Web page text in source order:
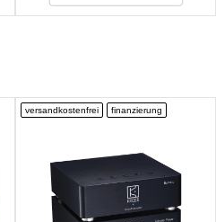
versandkostenfrei finanzierung